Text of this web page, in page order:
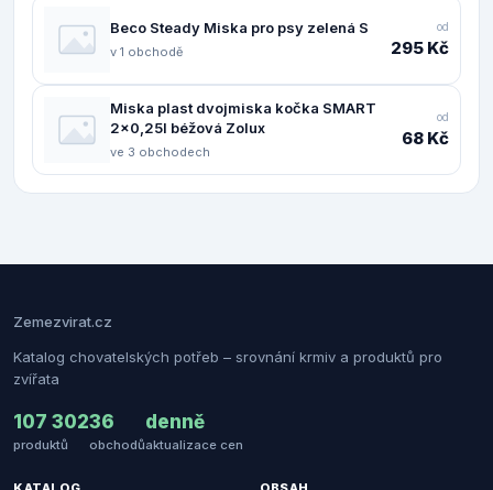
Beco Steady Miska pro psy zelená S
v 1 obchodě
od
295 Kč
Miska plast dvojmiska kočka SMART
2x0,25l béžová Zolux
ve 3 obchodech
od
68 Kč
Zemezvirat.cz
Katalog chovatelských potřeb – srovnání krmiv a produktů pro
zvířata
107 302
produktů
36
obchodů
denně
aktualizace cen